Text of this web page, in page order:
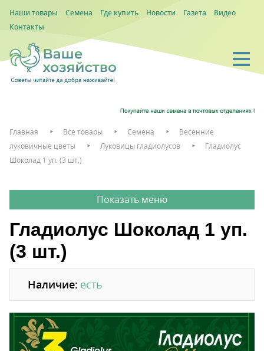
Наши товары Семена Где купить Новости Газета
Видео
Контакты
Главная Все товары Семена
Весенние
луковичные цветы
Луковицы гладиолусов
Гладиолус
Шоколад 1 уп. (3 шт.)
Гладиолус Шоколад 1 уп.
(3 шт.)
Наличие: есть